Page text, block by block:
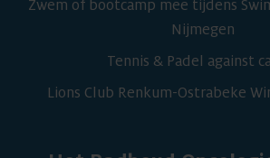
Zwem of bootcamp mee tijdens
Nijmegen
Tennis & Padel against
Lions Club Renkum-Ostrabeke